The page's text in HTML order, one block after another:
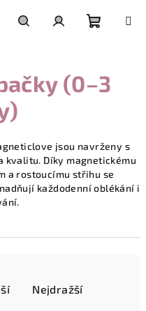
košík
(0–3
jsou navrženy s
kvalitu. Díky magnetickému
a rostoucímu střihu se
každodenní oblékání i
Nejdražší